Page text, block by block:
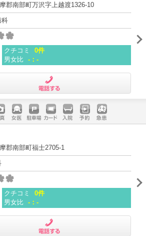
郡南部町万沢字上越渡1326-10
科
クチコミ
0件
男女比 -：-
女医 駐車場
クレジッ
入院 予約 急患
郡南部町福士2705-1
クチコミ
0件
男女比 -：-